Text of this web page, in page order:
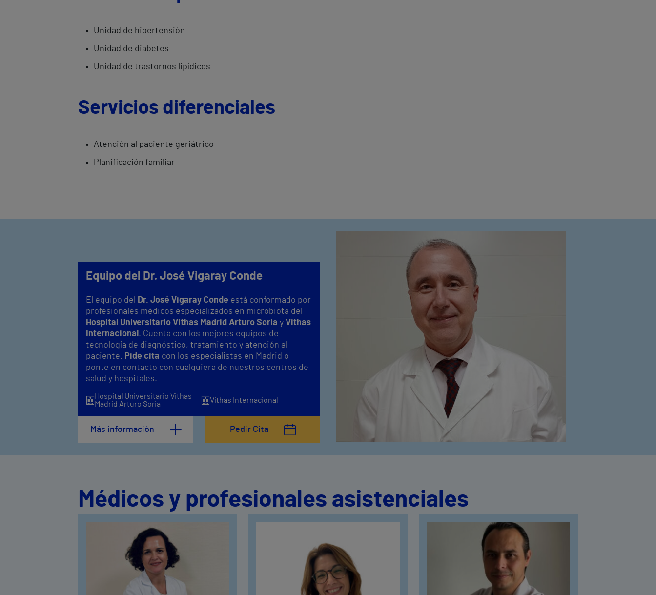
Unidad de hipertensión
Unidad de diabetes
Unidad de trastornos lipídicos
Servicios diferenciales
Atención al paciente geriátrico
Planificación familiar
Equipo del Dr. José Vigaray Conde
El equipo del Dr. José Vigaray Conde está conformado por
profesionales médicos especializados en microbiota del
Hospital Universitario Vithas Madrid Arturo Soria y Vithas
Internacional . Cuenta con los mejores equipos de
tecnología de diagnóstico, tratamiento y atención al
paciente. Pide cita con los especialistas en Madrid o
ponte en contacto con cualquiera de nuestros centros de
salud y hospitales.
Hospital Universitario Vithas
Madrid Arturo Soria
Vithas Internacional
Más información Pedir Cita
Médicos y profesionales asistenciales